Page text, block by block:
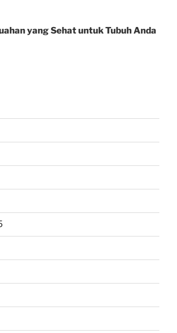
yang Sehat untuk Tubuh Anda